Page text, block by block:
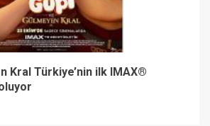
Kral Türkiye’nin ilk IMAX®